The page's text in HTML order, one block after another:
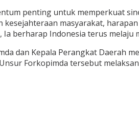
penting untuk memperkuat
masyarakat,
berharap Indonesia terus melaju
dan Kepala Perangkat Daerah
Forkopimda tersebut